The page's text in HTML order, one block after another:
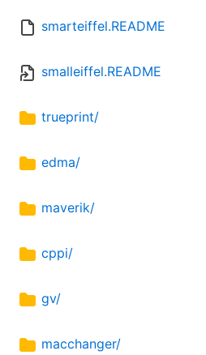
smarteiffel.README
smalleiffel.README
trueprint/
edma/
maverik/
cppi/
gv/
macchanger/